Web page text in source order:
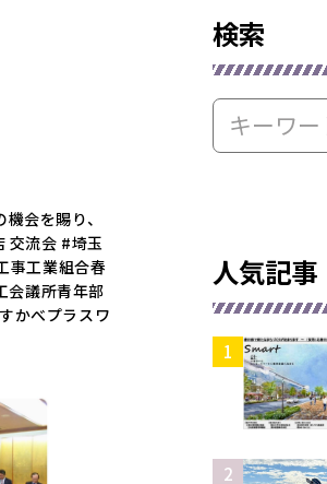
会を賜り、
交流会 #埼玉
事工業組合春
会議所青年部
かべプラスワ
検索
人気記事